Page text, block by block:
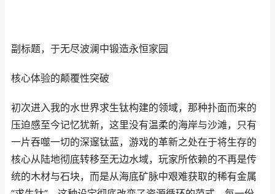
副标题，于无尽波澜中锻造永恒家园
核心体验的颠覆性突破
初次进入我的水世界求生钛构建的领域，那种扑面而来的
压迫感至今记忆犹新，这里没有温柔的海岸与沙滩，只有
一片吞噬一切的深邃钛蓝，游戏的革新之处在于将生存的
核心从陆地彻底转移至无边水域，玩家所依赖的不再是传
统的木材与石块，而是从海底矿脉中艰难获取的稀有金属